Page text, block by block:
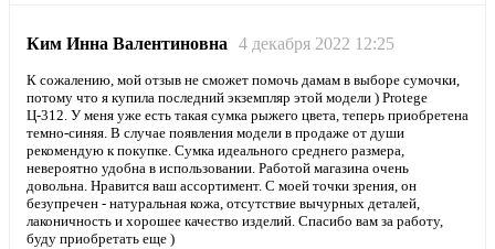
Ким Инна Валентиновна 4 декабря 2022 12:25
К сожалению, мой отзыв не сможет помочь дамам в выборе сумочки,
потому что я купила последний экземпляр этой модели ) Protege
Ц-312. У меня уже есть такая сумка рыжего цвета, теперь приобретена
темно-синяя. В случае появления модели в продаже от души
рекомендую к покупке. Сумка идеального среднего размера,
невероятно удобна в использовании. Работой магазина очень
довольна. Нравится ваш ассортимент. С моей точки зрения, он
безупречен - натуральная кожа, отсутствие вычурных деталей,
лаконичность и хорошее качество изделий. Спасибо вам за работу,
буду приобретать еще )